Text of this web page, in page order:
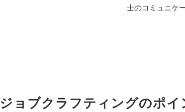
士のコミュニケ
ジョブクラフティングのポイ